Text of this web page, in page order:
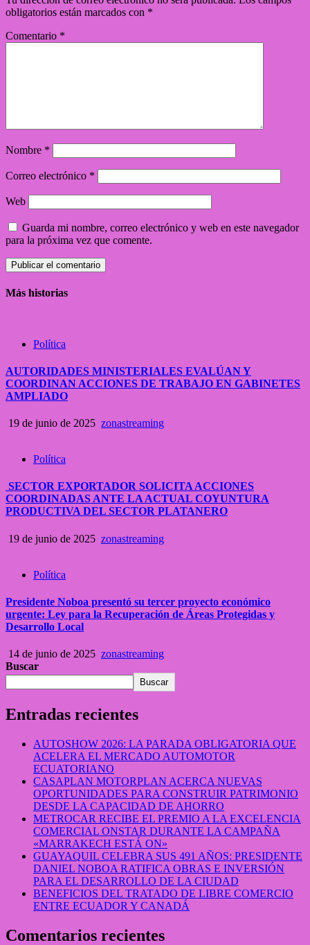
obligatorios están marcados con *
Comentario *
Nombre *
Correo electrónico *
Web
Guarda mi nombre, correo electrónico y web en este navegador
para la próxima vez que comente.
Más historias
Política
AUTORIDADES MINISTERIALES EVALÚAN Y
COORDINAN ACCIONES DE TRABAJO EN GABINETES
AMPLIADO
19 de junio de 2025 zonastreaming
Política
SECTOR EXPORTADOR SOLICITA ACCIONES
COORDINADAS ANTE LA ACTUAL COYUNTURA
PRODUCTIVA DEL SECTOR PLATANERO
19 de junio de 2025 zonastreaming
Política
Presidente Noboa presentó su tercer proyecto económico
urgente: Ley para la Recuperación de Áreas Protegidas y
Desarrollo Local
14 de junio de 2025 zonastreaming
Buscar
Buscar
Entradas recientes
AUTOSHOW 2026: LA PARADA OBLIGATORIA QUE
ACELERA EL MERCADO AUTOMOTOR
ECUATORIANO
CASAPLAN MOTORPLAN ACERCA NUEVAS
OPORTUNIDADES PARA CONSTRUIR PATRIMONIO
DESDE LA CAPACIDAD DE AHORRO
METROCAR RECIBE EL PREMIO A LA EXCELENCIA
COMERCIAL ONSTAR DURANTE LA CAMPAÑA
«MARRAKECH ESTÁ ON»
GUAYAQUIL CELEBRA SUS 491 AÑOS: PRESIDENTE
DANIEL NOBOA RATIFICA OBRAS E INVERSIÓN
PARA EL DESARROLLO DE LA CIUDAD
BENEFICIOS DEL TRATADO DE LIBRE COMERCIO
ENTRE ECUADOR Y CANADÁ
Comentarios recientes